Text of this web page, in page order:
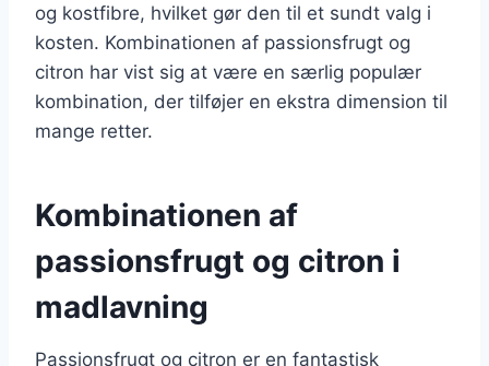
og kostfibre, hvilket gør den til et sundt valg i
kosten. Kombinationen af passionsfrugt og
citron har vist sig at være en særlig populær
kombination, der tilføjer en ekstra dimension til
mange retter.
Kombinationen af
passionsfrugt og citron i
madlavning
Passionsfrugt og citron er en fantastisk